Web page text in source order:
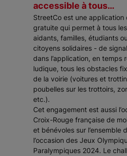
accessible à tous…
StreetCo est une application
gratuite qui permet à tous
aidants, familles, étudiants
citoyens solidaires - de
dans l’application, en temps
ludique, tous les obstacles
de la voirie (voitures et
poubelles sur les trottoirs,
etc.).
Cet engagement est aussi
Croix-Rouge française de
et bénévoles sur l’ensemble
l’occasion des Jeux
Paralympiques 2024. Le